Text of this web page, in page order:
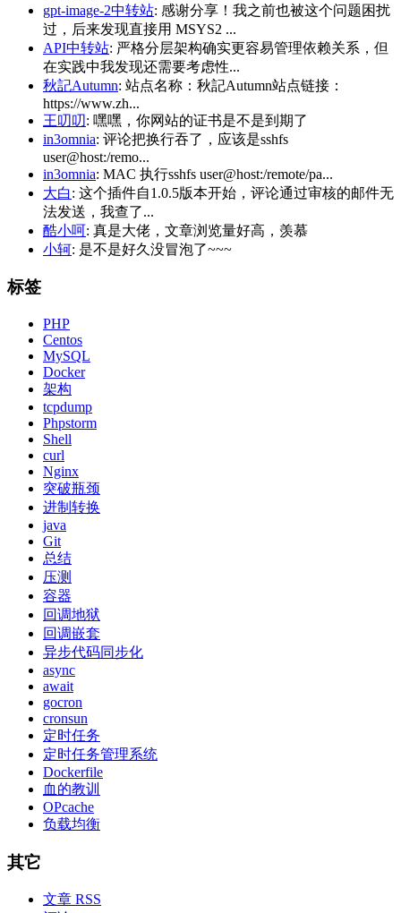
gpt-image-2中转站: 感谢分享！我之前也被这个问题困扰
过，后来发现直接用 MSYS2 ...
API中转站: 严格分层架构确实更容易管理依赖关系，但
在实践中我发现还需要考虑性...
秋記Autumn: 站点名称：秋記Autumn站点链接：
https://www.zh...
王叨叨: 嘿嘿，你网站的证书是不是到期了
in3omnia: 评论把换行吞了，应该是sshfs
user@host:/remo...
in3omnia: MAC 执行sshfs user@host:/remote/pa...
大白: 这个插件自1.0.5版本开始，评论通过审核的邮件无
法发送，我查了...
酷小呵: 真是大佬，文章浏览量好高，羡慕
小轲: 是不是好久没冒泡了~~~
标签
PHP
Centos
MySQL
Docker
架构
tcpdump
Phpstorm
Shell
curl
Nginx
突破瓶颈
进制转换
java
Git
总结
压测
容器
回调地狱
回调嵌套
异步代码同步化
async
await
gocron
cronsun
定时任务
定时任务管理系统
Dockerfile
血的教训
OPcache
负载均衡
其它
文章 RSS